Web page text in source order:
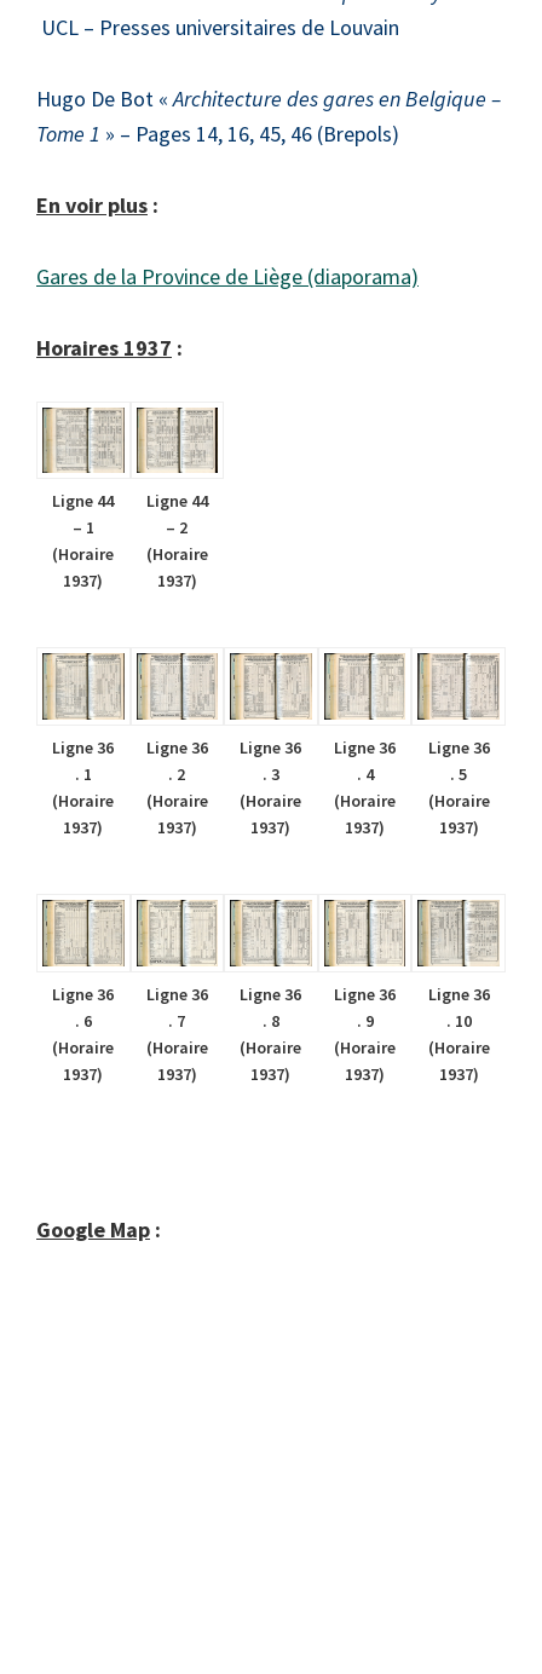
UCL – Presses universitaires de Louvain
Hugo De Bot «Architecture des gares en Belgique –
Tome 1 » – Pages 14, 16, 45, 46 (Brepols)
En voir plus :
Gares de la Province de Liège (diaporama)
Horaires 1937 :
Ligne 44
– 1
(Horaire
1937)
Ligne 44
– 2
(Horaire
1937)
Ligne 36
. 1
(Horaire
1937)
Ligne 36
. 2
(Horaire
1937)
Ligne 36
. 3
(Horaire
1937)
Ligne 36
. 4
(Horaire
1937)
Ligne 36
. 5
(Horaire
1937)
Ligne 36
. 6
(Horaire
1937)
Ligne 36
. 7
(Horaire
1937)
Ligne 36
. 8
(Horaire
1937)
Ligne 36
. 9
(Horaire
1937)
Ligne 36
. 10
(Horaire
1937)
Google Map :